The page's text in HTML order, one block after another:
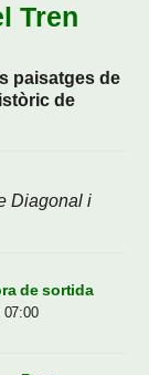
Tren
paisatges de
de
Diagonal i
de sortida
07:00